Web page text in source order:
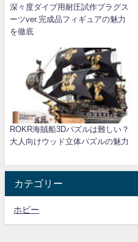
深々度ダイブ用耐圧試作プラグス
ーツver.完成品フィギュアの魅力
を徹底
ROKR海賊船3Dパズルは難しい？
大人向けウッド立体パズルの魅力
カテゴリー
ホビー